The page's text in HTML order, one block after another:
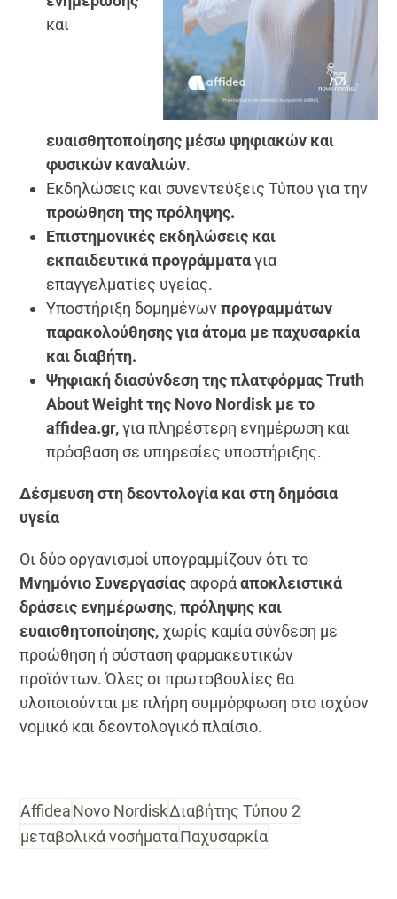
και
ευαισθητοποίησης μέσω ψηφιακών και
φυσικών καναλιών.
Εκδηλώσεις και συνεντεύξεις Τύπου για την
προώθηση της πρόληψης.
Επιστημονικές εκδηλώσεις και
εκπαιδευτικά προγράμματαγια
επαγγελματίες υγείας.
Υποστήριξη δομημένωνπρογραμμάτων
παρακολούθησης για άτομα με παχυσαρκία
και διαβήτη.
Ψηφιακή διασύνδεση της πλατφόρμας Truth
About Weight της Novo Nordisk με το
affidea.gr,για πληρέστερη ενημέρωση και
πρόσβαση σε υπηρεσίες υποστήριξης.
Δέσμευση στη δεοντολογία και στη δημόσια
υγεία
Οι δύο οργανισμοί υπογραμμίζουν ότι το
Μνημόνιο Συνεργασίας αφοράαποκλειστικά
δράσεις ενημέρωσης, πρόληψης και
ευαισθητοποίησης,χωρίς καμία σύνδεση με
προώθηση ή σύσταση φαρμακευτικών
προϊόντων. Όλες οι πρωτοβουλίες θα
υλοποιούνται με πλήρη συμμόρφωση στο ισχύον
νομικό και δεοντολογικό πλαίσιο.
AffideaNovo NordiskΔιαβήτης Τύπου 2
μεταβολικά νοσήματαΠαχυσαρκία